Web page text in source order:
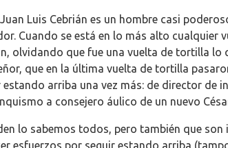
Luis Cebrián es un hombre casi
Cuando se está en lo más alto cualquier
olvidando que fue una vuelta de tortilla lo
que en la última vuelta de tortilla
estando arriba una vez más: de director de
a consejero áulico de un nuevo
lo sabemos todos, pero también que son
esfuerzos por seguir estando arriba